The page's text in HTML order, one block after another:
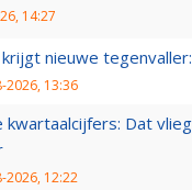
14:27
nieuwe
2026, 13:36
kwartaalcijfers: Dat
2026, 12:22